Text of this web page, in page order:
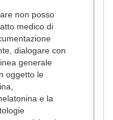
non posso
medico di
dialogare con
generale
oggetto le
e la